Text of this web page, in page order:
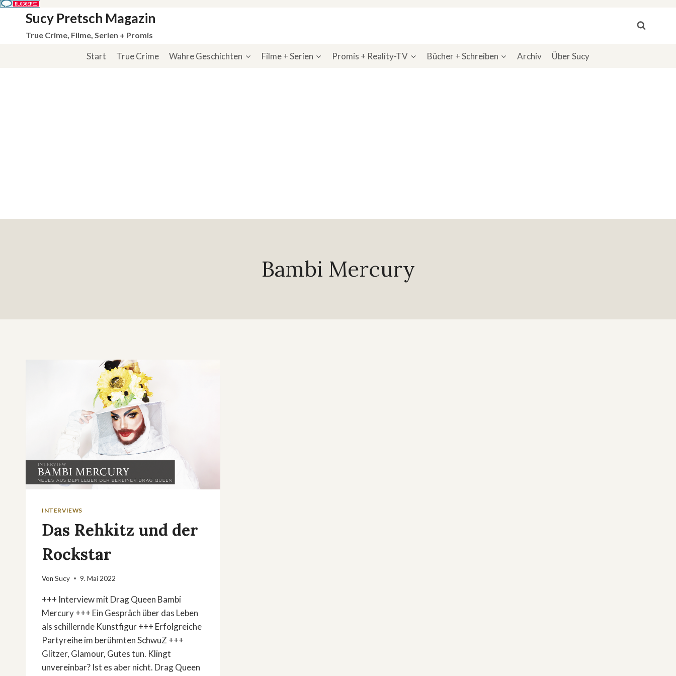
springen
Sucy Pretsch Magazin
True Crime, Filme, Serien + Promis
Start True Crime Wahre Geschichten Filme + Serien Promis + Reality-TV Bücher + Schreiben Archiv Über Sucy
Bambi Mercury
INTERVIEWS
Das Rehkitz und der
Rockstar
Von Sucy 9. Mai 2022
+++ Interview mit Drag Queen Bambi
Mercury +++ Ein Gespräch über das Leben
als schillernde Kunstfigur +++ Erfolgreiche
Partyreihe im berühmten SchwuZ +++
Glitzer, Glamour, Gutes tun. Klingt
unvereinbar? Ist es aber nicht. Drag Queen